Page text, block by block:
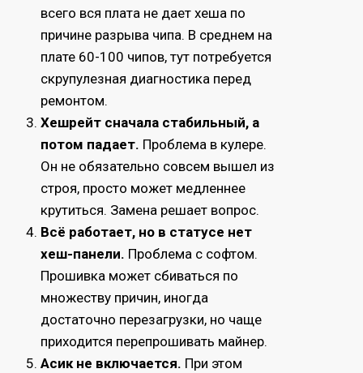
всего вся плата не дает хеша по
причине разрыва чипа. В среднем на
плате 60-100 чипов, тут потребуется
скрупулезная диагностика перед
ремонтом.
Хешрейт сначала стабильный, а
потом падает. Проблема в кулере.
Он не обязательно совсем вышел из
строя, просто может медленнее
крутиться. Замена решает вопрос.
Всё работает, но в статусе нет
хеш-панели. Проблема с софтом.
Прошивка может сбиваться по
множеству причин, иногда
достаточно перезагрузки, но чаще
приходится перепрошивать майнер.
Асик не включается. При этом